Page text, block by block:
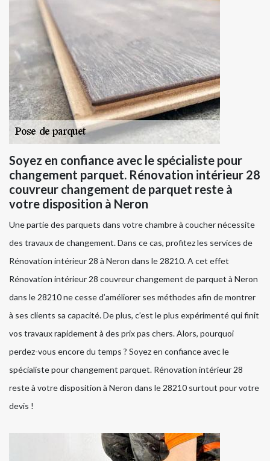
Soyez en confiance avec le spécialiste pour
changement parquet. Rénovation intérieur 28
couvreur changement de parquet reste à
votre disposition à Neron
Une partie des parquets dans votre chambre à coucher nécessite
des travaux de changement. Dans ce cas, profitez les services de
Rénovation intérieur 28 à Neron dans le 28210. A cet effet
Rénovation intérieur 28 couvreur changement de parquet à Neron
dans le 28210 ne cesse d’améliorer ses méthodes afin de montrer
à ses clients sa capacité. De plus, c’est le plus expérimenté qui finit
vos travaux rapidement à des prix pas chers. Alors, pourquoi
perdez-vous encore du temps ? Soyez en confiance avec le
spécialiste pour changement parquet. Rénovation intérieur 28
reste à votre disposition à Neron dans le 28210 surtout pour votre
devis !